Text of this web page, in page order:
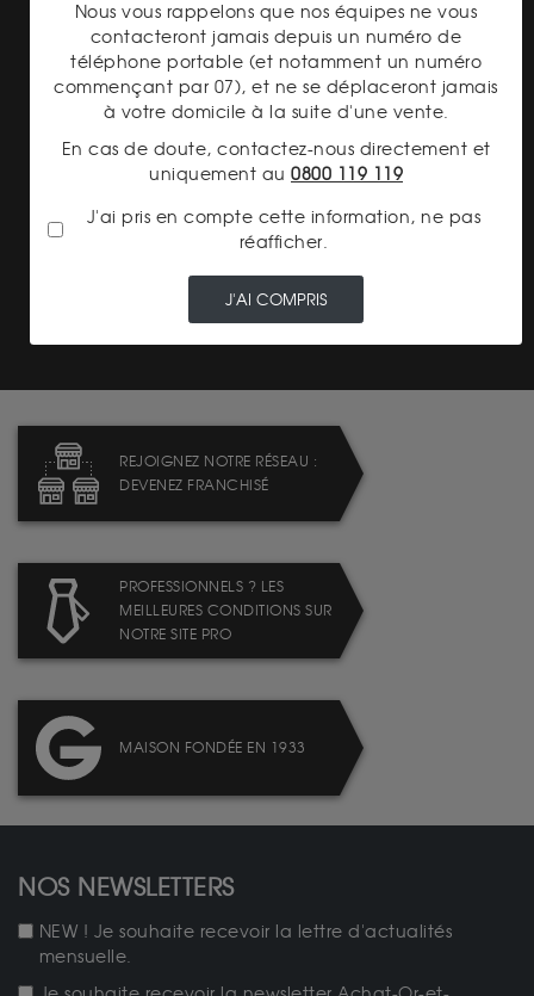
LIVRAISON ASSURÉE
PAIEMENT SECURISÉ
REJOIGNEZ NOTRE RÉSEAU :
DEVENEZ FRANCHISÉ
PROFESSIONNELS ? LES
MEILLEURES CONDITIONS SUR
NOTRE SITE PRO
MAISON FONDÉE EN 1933
NOS NEWSLETTERS
NEW ! Je souhaite recevoir la lettre d'actualités
mensuelle.
Nous vous rappelons que nos équipes ne vous
contacteront jamais depuis un numéro de
téléphone portable (et notamment un numéro
commençant par 07), et ne se déplaceront jamais
à votre domicile à la suite d'une vente.
En cas de doute, contactez-nous directement et
uniquement au 0800 119 119
J'ai pris en compte cette information, ne pas
réafficher.
J'AI COMPRIS